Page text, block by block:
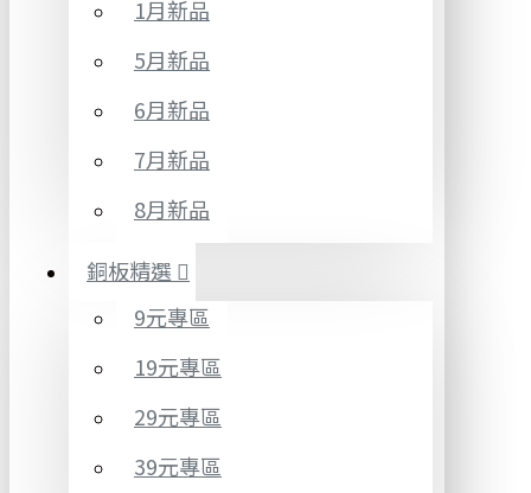
1月新品
5月新品
6月新品
7月新品
8月新品
銅板精選
9元專區
19元專區
29元專區
39元專區